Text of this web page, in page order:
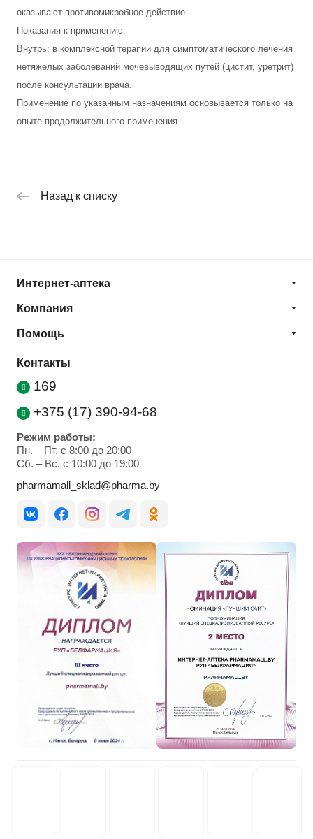
оказывают противомикробное действие.
Показания к применению:
Внутрь: в комплексной терапии для симптоматического лечения
нетяжелых заболеваний мочевыводящих путей (цистит, уретрит)
после консультации врача.
Применение по указанным назначениям основывается только на
опыте продолжительного применения.
Назад к списку
Интернет-аптека
Компания
Помощь
Контакты
169
+375 (17) 390-94-68
Режим работы:
Пн. – Пт. с 8:00 до 20:00
Cб. – Вс. с 10:00 до 19:00
pharmamall_sklad@pharma.by